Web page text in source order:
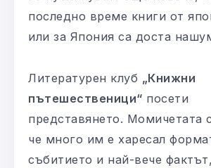
последно време книги от
или за Япония са доста
Литературен клуб „Книжни
пътешественици“ посети
представянето. Момичетата
че много им е харесал
събитието и най-вече